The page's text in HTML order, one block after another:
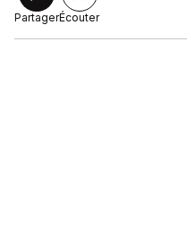
PartagerÉcouter